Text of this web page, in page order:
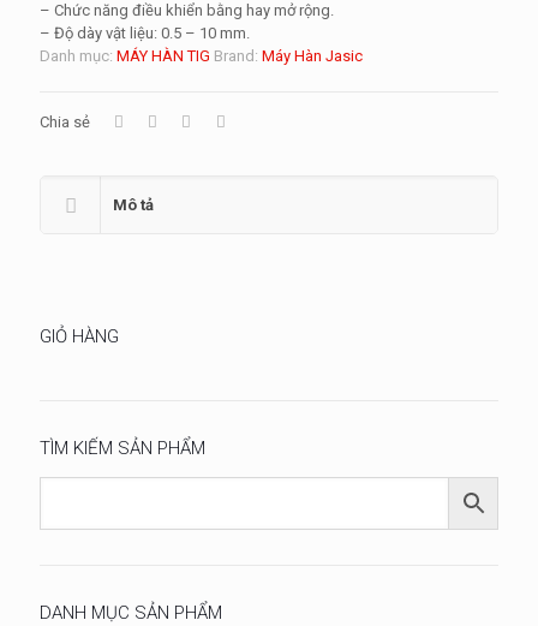
– Chức năng điều khiển bằng hay mở rộng.
– Độ dày vật liệu: 0.5 – 10 mm.
Danh mục: MÁY HÀN TIG Brand: Máy Hàn Jasic
Chia sẻ
Mô tả
GIỎ HÀNG
TÌM KIẾM SẢN PHẨM
DANH MỤC SẢN PHẨM